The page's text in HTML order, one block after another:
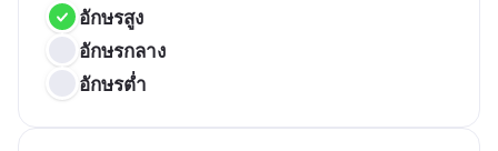
อักษรสูง
อักษรกลาง
อักษรต่ำ